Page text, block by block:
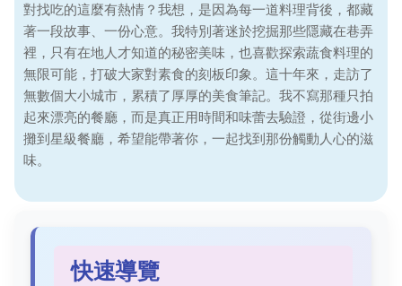
對找吃的這麼有熱情？我想，是因為每一道料理背後，都藏
著一段故事、一份心意。我特別著迷於挖掘那些隱藏在巷弄
裡，只有在地人才知道的秘密美味，也喜歡探索蔬食料理的
無限可能，打破大家對素食的刻板印象。這十年來，走訪了
無數個大小城市，累積了厚厚的美食筆記。我不寫那種只拍
起來漂亮的餐廳，而是真正用時間和味蕾去驗證，從街邊小
攤到星級餐廳，希望能帶著你，一起找到那份觸動人心的滋
味。
快速導覽